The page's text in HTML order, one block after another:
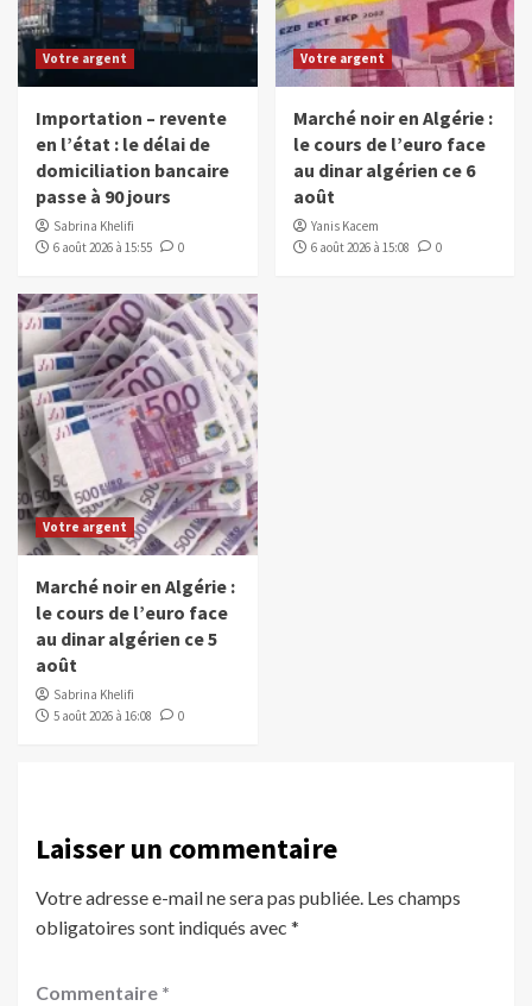
Votre argent
Importation – revente
en l’état : le délai de
domiciliation bancaire
passe à 90 jours
Sabrina Khelifi
6 août 2026 à 15:55
0
Votre argent
Marché noir en Algérie :
le cours de l’euro face
au dinar algérien ce 6
août
Yanis Kacem
6 août 2026 à 15:08
0
Votre argent
Marché noir en Algérie :
le cours de l’euro face
au dinar algérien ce 5
août
Sabrina Khelifi
5 août 2026 à 16:08
0
Laisser un commentaire
Votre adresse e-mail ne sera pas publiée. Les champs
obligatoires sont indiqués avec *
Commentaire *